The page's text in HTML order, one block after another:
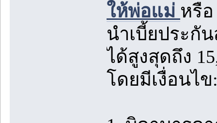
ให้พ่อแม่ หรือ
นำเบี้ยประกั
ได้สูงสุดถึง
โดยมีเงื่อนไข